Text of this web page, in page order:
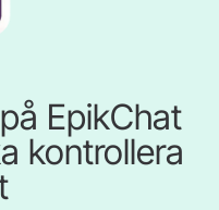
EpikChat
kontrollera